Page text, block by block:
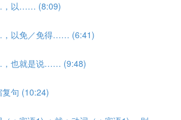
以…… (8:09)
以免／免得…… (6:41)
也就是说…… (9:48)
句 (10:24)